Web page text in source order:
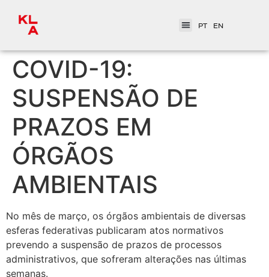
PT EN
COVID-19:
SUSPENSÃO DE
PRAZOS EM
ÓRGÃOS
AMBIENTAIS
No mês de março, os órgãos ambientais de diversas
esferas federativas publicaram atos normativos
prevendo a suspensão de prazos de processos
administrativos, que sofreram alterações nas últimas
semanas.